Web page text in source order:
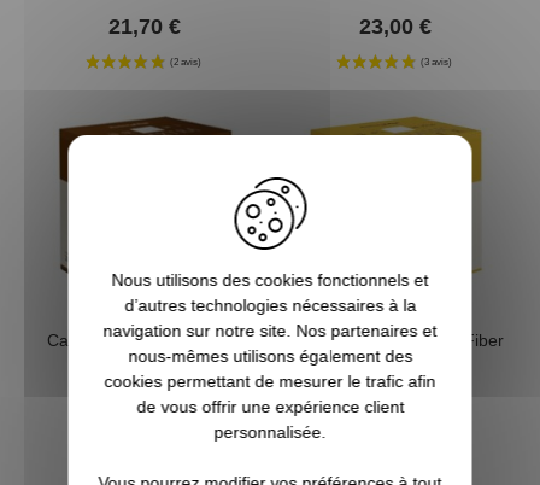
21,70 € 23,00 €
Cartouches B&P F2 Extra
28gr 20/70
23,10 €
Cartouches F2 Classic Fiber
30gr cal 20 B&P
25,90 €
Nous utilisons des cookies fonctionnels et
d’autres technologies nécessaires à la
navigation sur notre site. Nos partenaires et
nous-mêmes utilisons également des
cookies permettant de mesurer le trafic afin
de vous offrir une expérience client
personnalisée.